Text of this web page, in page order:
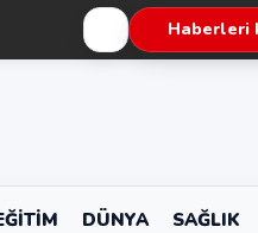
Haberleri
DÜNYA SAĞLIK